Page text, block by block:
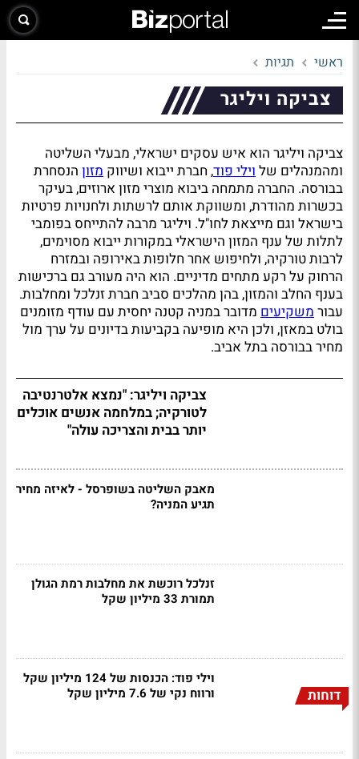
ראשי תגיות
צביקה ויליגר
צביקה ויליגר הוא איש עסקים ישראלי, מבעלי השליטה
ומהמנהלים שלוילי פוד, חברת ייבוא ושיווק מזון הנסחרת
בבורסה. החברה מתמחה ביבוא מוצרי מזון ארוזים, בעיקר
בכשרות מהודרת, ומשווקת אותם לרשתות ולחנויות פרטיות
בישראל וגם מייצאת לחו"ל. ויליגר מרבה להתייחס בפומבי
לתלות של ענף המזון הישראלי במקורות ייבוא מסוימים,
לרבות טורקיה, ולחיפוש אחר חלופות באירופה ובמזרח
הרחוק על רקע מתחים מדיניים. הוא היה מעורב גם ברכישות
בענף החלב והמזון, בהן מהלכים סביב חברת זנלכל ומחלבות.
עבורמשקיעים מדובר במניה קטנה יחסית עם עודף מזומנים
בולט במאזן, ולכן היא מופיעה בקביעות בדיונים על ערך מול
מחיר בבורסה בתל אביב.
צביקה ויליגר: "נמצא אלטרנטיבה
לטורקיה; במלחמה אנשים אוכלים
יותר בבית והצריכה עולה"
מאבק השליטה בשופרסל - לאיזה מחיר
תגיע המניה?
זנלכל רוכשת את מחלבות רמת הגולן
תמורת 33 מיליון שקל
דוחות
וילי פוד: הכנסות של 124 מיליון שקל
ורווח נקי של 7.6 מיליון שקל